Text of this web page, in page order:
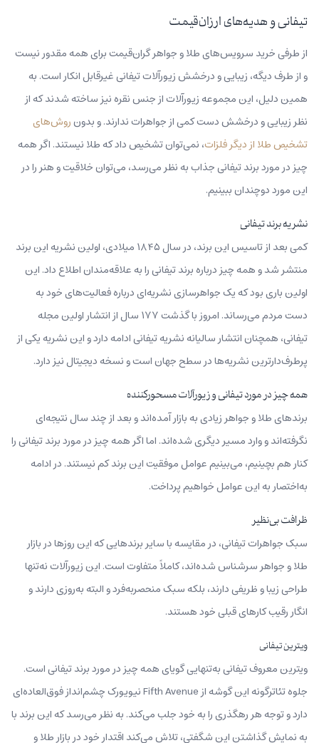
تیفانی و هدیه‌های ارزان‌قیمت
از طرفی خرید سرویس‌های طلا و جواهر گران‌قیمت برای همه مقدور نیست
و از طرف دیگه، زیبایی و درخشش زیورآلات تیفانی غیرقابل انکار است. به
همین دلیل، این مجموعه زیورآلات از جنس نقره نیز ساخته شدند که از
نظر زیبایی و درخشش دست کمی از جواهرات ندارند. و بدونروش‌های
تشخیص طلا از دیگر فلزات، نمی‌‌توان تشخیص داد که طلا نیستند. اگر همه
چیز در مورد برند تیفانی جذاب به نظر می‌رسد، می‌توان خلاقیت و هنر را در
این مورد دوچندان ببینیم.
نشریه برند تیفانی
کمی بعد از تاسیس این برند، در سال ۱۸۴۵ میلادی، اولین نشریه این برند
منتشر شد و همه چیز درباره برند تیفانی را به علاقه‌مندان اطلاع داد. این
اولین باری بود که یک جواهرسازی نشریه‌ای درباره فعالیت‌های خود به
دست مردم ‌می‌رساند. امروز با گذشت ۱۷۷ سال از انتشار اولین مجله
تیفانی، همچنان انتشار سالیانه نشریه تیفانی ادامه دارد و این نشریه یکی از
پرطرف‌دارترین نشریه‌ها در سطح جهان است و نسخه دیجیتال نیز دارد.
همه چیز در مورد تیفانی و زیورآلات مسحورکننده
برندهای طلا و جواهر زیادی به بازار آمده‌اند و بعد از چند سال نتیجه‌ای
نگرفته‌اند و وارد مسیر دیگری شده‌اند. اما اگر همه‌ چیز در مورد برند تیفانی را
کنار هم بچینیم، می‌بینیم عوامل موفقیت این برند کم نیستند. در ادامه
به‌اختصار به این عوامل خواهیم پرداخت.
ظرافت بی‌نظیر
سبک جواهرات تیفانی، در مقایسه با سایر برندهایی که این روزها در بازار
طلا و جواهر سرشناس شده‌اند، کاملاً متفاوت است. این زیورآلات نه‌تنها
طراحی زیبا و ظریفی دارند، بلکه سبک منحصربه‌فرد و البته به‌روزی دارند و
انگار رقیب کارهای قبلی خود هستند.
ویترین تیفانی
ویترین معروف تیفانی به‌تنهایی گویای همه چیز در مورد برند تیفانی است.
جلوه تئاترگونه این گوشه از Fifth Avenue نیویورک چشم‌انداز فوق‌العاده‌ای
دارد و توجه هر رهگذری را به خود جلب می‌کند. به نظر می‌رسد که این برند با
به نمایش گذاشتن این شگفتی، تلاش می‌کند اقتدار خود در بازار طلا و